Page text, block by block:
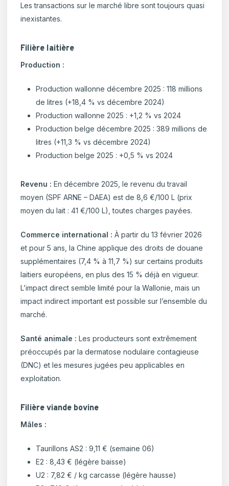
Les transactions sur le marché libre sont toujours quasi
inexistantes.
Filière laitière
Production :
Production wallonne décembre 2025 : 118 millions
de litres (+18,4 % vs décembre 2024)
Production wallonne 2025 : +1,2 % vs 2024
Production belge décembre 2025 : 389 millions de
litres (+11,3 % vs décembre 2024)
Production belge 2025 : +0,5 % vs 2024
Revenu : En décembre 2025, le revenu du travail
moyen (SPF ARNE – DAEA) est de 8,6 €/100 L (prix
moyen du lait : 41 €/100 L), toutes charges payées.
Commerce international : À partir du 13 février 2026
et pour 5 ans, la Chine applique des droits de douane
supplémentaires (7,4 % à 11,7 %) sur certains produits
laitiers européens, en plus des 15 % déjà en vigueur.
L’impact direct semble limité pour la Wallonie, mais un
impact indirect important est possible sur l’ensemble du
marché.
Santé animale : Les producteurs sont extrêmement
préoccupés par la dermatose nodulaire contagieuse
(DNC) et les mesures jugées peu applicables en
exploitation.
Filière viande bovine
Mâles :
Taurillons AS2 : 9,11 € (semaine 06)
E2 : 8,43 € (légère baisse)
U2 : 7,82 € / kg carcasse (légère hausse)